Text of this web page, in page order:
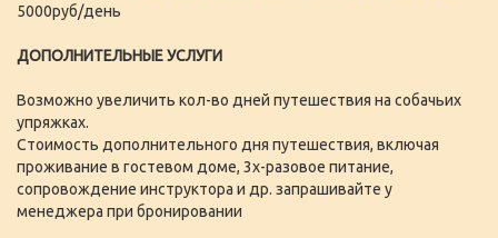
5000руб/день
ДОПОЛНИТЕЛЬНЫЕ УСЛУГИ
Возможно увеличить кол-во дней путешествия на собачьих
упряжках.
Стоимость дополнительного дня путешествия, включая
проживание в гостевом доме, 3х-разовое питание,
сопровождение инструктора и др. запрашивайте у
менеджера при бронировании